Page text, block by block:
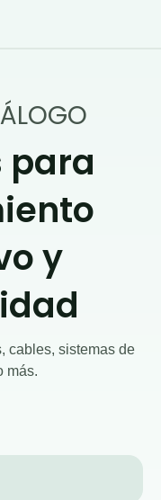
para
y
cables, sistemas de
más.